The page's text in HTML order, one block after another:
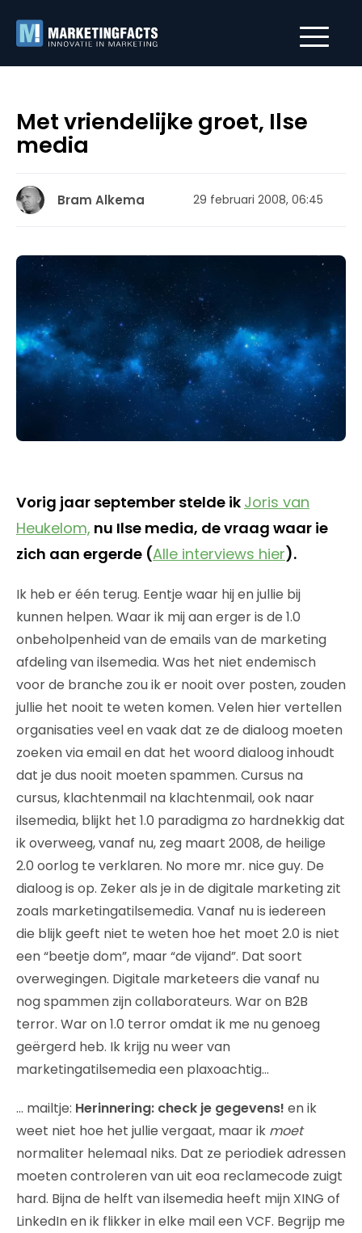
Met vriendelijke groet, Ilse
media
Bram Alkema 29 februari 2008, 06:45
Vorig jaar september stelde ik Joris van
Heukelom, nu Ilse media, de vraag waar ie
zich aan ergerde (Alle interviews hier).
Ik heb er één terug. Eentje waar hij en jullie bij
kunnen helpen. Waar ik mij aan erger is de 1.0
onbeholpenheid van de emails van de marketing
afdeling van ilsemedia. Was het niet endemisch
voor de branche zou ik er nooit over posten, zouden
jullie het nooit te weten komen. Velen hier vertellen
organisaties veel en vaak dat ze de dialoog moeten
zoeken via email en dat het woord dialoog inhoudt
dat je dus nooit moeten spammen. Cursus na
cursus, klachtenmail na klachtenmail, ook naar
ilsemedia, blijkt het 1.0 paradigma zo hardnekkig dat
ik overweeg, vanaf nu, zeg maart 2008, de heilige
2.0 oorlog te verklaren. No more mr. nice guy. De
dialoog is op. Zeker als je in de digitale marketing zit
zoals marketingatilsemedia. Vanaf nu is iedereen
die blijk geeft niet te weten hoe het moet 2.0 is niet
een “beetje dom”, maar “de vijand”. Dat soort
overwegingen. Digitale marketeers die vanaf nu
nog spammen zijn collaborateurs. War on B2B
terror. War on 1.0 terror omdat ik me nu genoeg
geërgerd heb. Ik krijg nu weer van
marketingatilsemedia een plaxoachtig…
… mailtje: Herinnering: check je gegevens! en ik
weet niet hoe het jullie vergaat, maar ik moet
normaliter helemaal niks. Dat ze periodiek adressen
moeten controleren van uit eoa reclamecode zuigt
hard. Bijna de helft van ilsemedia heeft mijn XING of
LinkedIn en ik flikker in elke mail een VCF. Begrijp me